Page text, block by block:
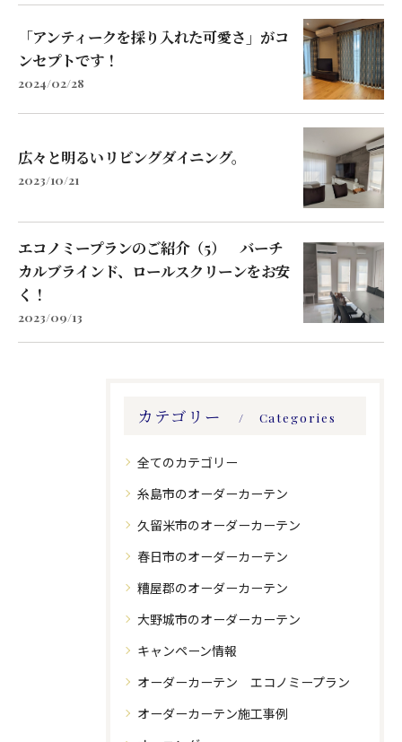
「アンティークを採り入れた可愛さ」がコ
ンセプトです！
2024/02/28
広々と明るいリビングダイニング。
2023/10/21
エコノミープランのご紹介（5） バーチ
カルブラインド、ロールスクリーンをお安
く！
2023/09/13
カテゴリー Categories
全てのカテゴリー
糸島市のオーダーカーテン
久留米市のオーダーカーテン
春日市のオーダーカーテン
糟屋郡のオーダーカーテン
大野城市のオーダーカーテン
キャンペーン情報
オーダーカーテン エコノミープラン
オーダーカーテン施工事例